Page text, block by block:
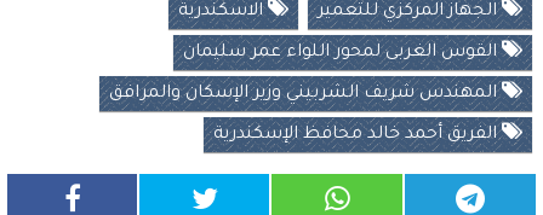
الجهاز المركزي للتعمير الاسكندرية
القوس الغربى لمحور اللواء عمر سليمان
المهندس شريف الشربيني وزير الإسكان والمرافق
الفريق أحمد خالد محافظ الإسكندرية